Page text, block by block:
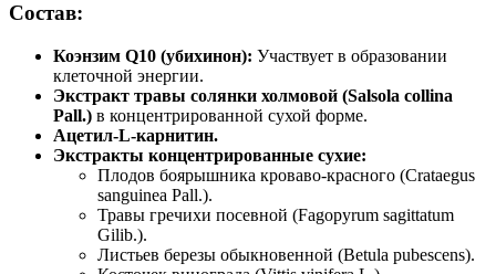
Состав:
Коэнзим Q10 (убихинон): Участвует в образовании
клеточной энергии.
Экстракт травы солянки холмовой (Salsola collina
Pall.) в концентрированной сухой форме.
Ацетил-L-карнитин.
Экстракты концентрированные сухие:
Плодов боярышника кроваво-красного (Crataegus
sanguinea Pall.).
Травы гречихи посевной (Fagopyrum sagittatum
Gilib.).
Листьев березы обыкновенной (Betula pubescens).